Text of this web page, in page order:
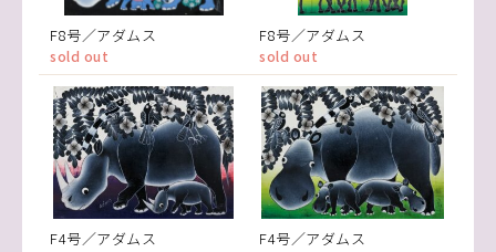
F8号／アダムス
sold out
F8号／アダムス
sold out
F4号／アダムス F4号／アダムス